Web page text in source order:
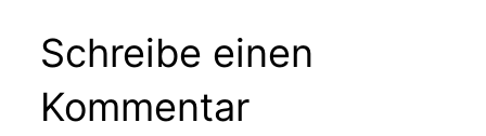
Schreibe einen
Kommentar